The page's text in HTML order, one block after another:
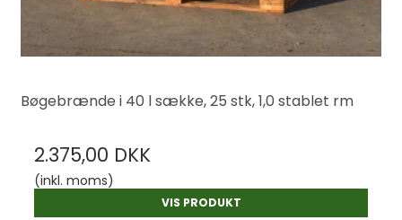
Bøgebrænde i 40 l sække, 25 stk, 1,0 stablet rm
2.375,00 DKK
(inkl. moms)
VIS PRODUKT